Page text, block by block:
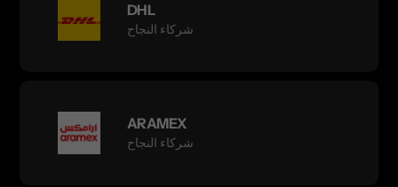
DHL
شركاء النجاح
ARAMEX
شركاء النجاح